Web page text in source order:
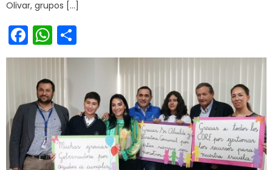
Olivar, grupos […]
Facebook
WhatsApp